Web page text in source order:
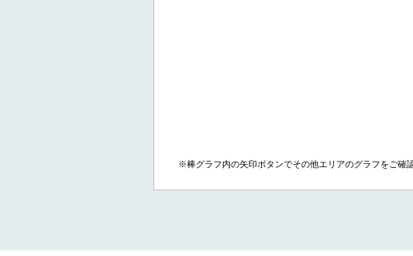
※棒グラフ内の矢印ボタンでその他エリアのグラフをご確